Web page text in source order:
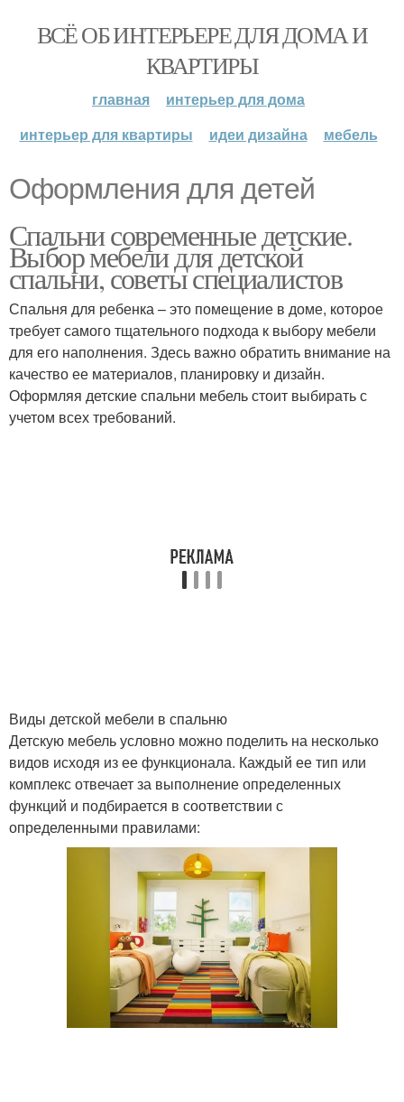
ВСЁ ОБ ИНТЕРЬЕРЕ ДЛЯ ДОМА И
КВАРТИРЫ
главная
интерьер для дома
интерьер для квартиры
идеи дизайна мебель
Оформления для детей
Спальни современные детские.
Выбор мебели для детской
спальни, советы специалистов
Спальня для ребенка – это помещение в доме, которое
требует самого тщательного подхода к выбору мебели
для его наполнения. Здесь важно обратить внимание на
качество ее материалов, планировку и дизайн.
Оформляя детские спальни мебель стоит выбирать с
учетом всех требований.
Виды детской мебели в спальню
Детскую мебель условно можно поделить на несколько
видов исходя из ее функционала. Каждый ее тип или
комплекс отвечает за выполнение определенных
функций и подбирается в соответствии с
определенными правилами: